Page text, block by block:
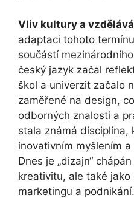
Vliv kultury a
adaptaci tohoto
součástí
český jazyk začal
škol a univerzit začalo
zaměřené na design,
odborných znalostí a
stala známá disciplína,
inovativním myšlením
Dnes je „dizajn“
kreativitu, ale také
marketingu a podnikání.